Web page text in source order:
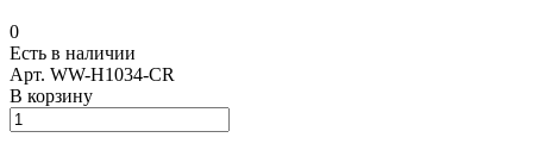
0
Есть в наличии
Арт. WW-H1034-CR
В корзину